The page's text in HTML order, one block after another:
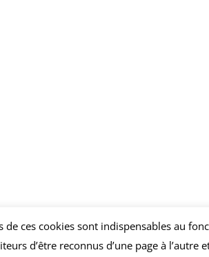
ces cookies sont indispensables au
d’être reconnus d’une page à l’autre